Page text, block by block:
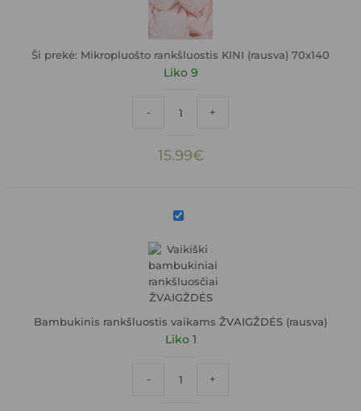
70x140
Ši prekė: Mikropluošto rankšluostis KINI (rausva) 70x140
Liko 9
- +
15.99€
Bambukinis
vaikams
ŽVAIGŽDĖS
Bambukinis rankšluostis vaikams ŽVAIGŽDĖS (rausva)
Liko 1
- +